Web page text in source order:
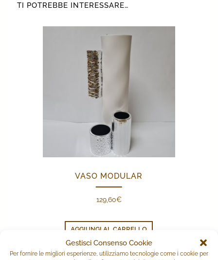
Gestisci Consenso Cookie
Per fornire le migliori esperienze, utilizziamo tecnologie come i cookie per
TI POTREBBE INTERESSARE…
VASO MODULAR
129,60€
AGGIUNGI AL CARRELLO